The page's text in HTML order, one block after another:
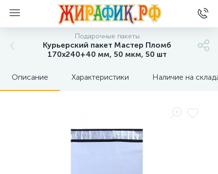
Подарочные пакеты
Курьерский пакет Мастер Пломб
170х240+40 мм, 50 мкм, 50 шт
Описание Характеристики Наличие на